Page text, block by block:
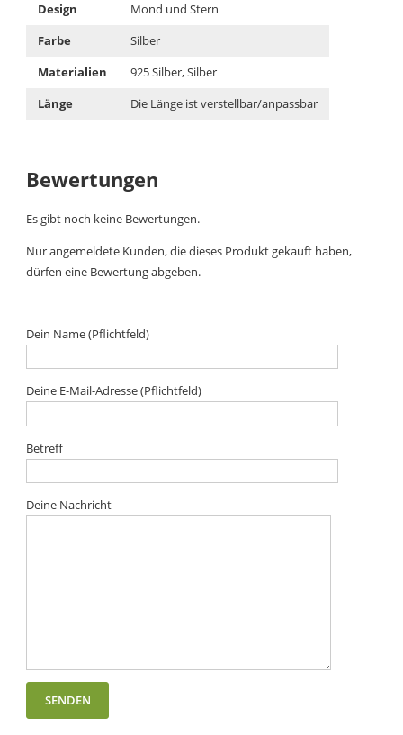
Design
Mond und Stern
Farbe
Silber
Materialien
925 Silber, Silber
Länge
Die Länge ist verstellbar/anpassbar
Bewertungen
Es gibt noch keine Bewertungen.
Nur angemeldete Kunden, die dieses Produkt gekauft haben,
dürfen eine Bewertung abgeben.
Dein Name (Pflichtfeld)
Deine E-Mail-Adresse (Pflichtfeld)
Betreff
Deine Nachricht